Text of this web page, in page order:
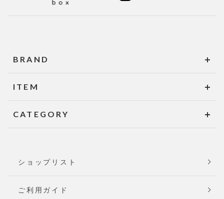
BRAND
ITEM
CATEGORY
ショップリスト
ご利用ガイド